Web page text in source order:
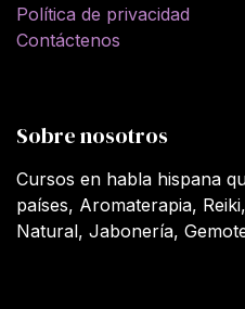
Política de privacidad
Contáctenos
Sobre nosotros
Cursos en habla hispana
países, Aromaterapia,
Natural, Jabonería,